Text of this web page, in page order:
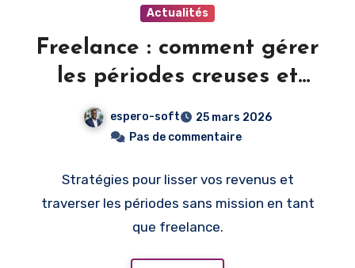
Actualités
Freelance : comment gérer
les périodes creuses et
maintenir ses revenus
espero-soft
25 mars 2026
Pas de commentaire
Stratégies pour lisser vos revenus et
traverser les périodes sans mission en tant
que freelance.